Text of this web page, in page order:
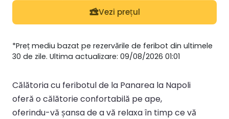
Vezi prețul
*Preț mediu bazat pe rezervările de feribot din ultimele
30 de zile. Ultima actualizare: 09/08/2026 01:01
Călătoria cu feribotul de la Panarea la Napoli
oferă o călătorie confortabilă pe ape,
oferindu-vă șansa de a vă relaxa în timp ce vă